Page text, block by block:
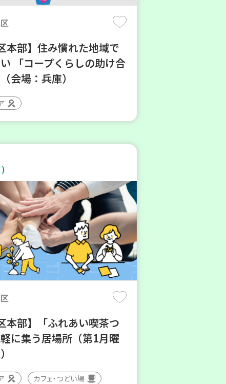
本部】住み慣れた地域で
「コープくらしの助け合
会場：兵庫）
本部】「ふれあい喫茶つ
に集う居場所（第1月曜
カフェ・つどい場